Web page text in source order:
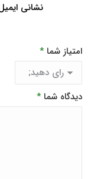
نشانی
امتیاز شما*
دیدگاه شما*